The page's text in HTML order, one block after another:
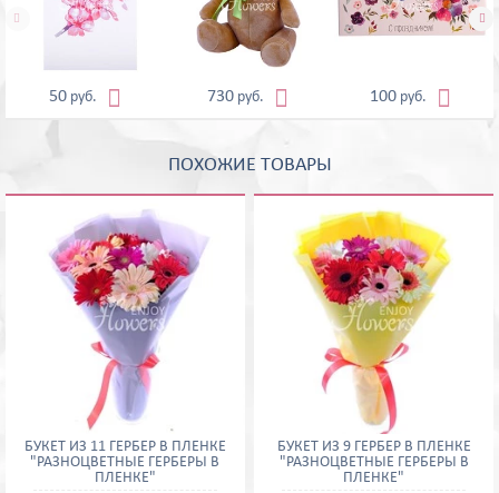
50 руб.  730 руб.  100 руб. 
 
ПОХОЖИЕ ТОВАРЫ
БУКЕТ ИЗ 11 ГЕРБЕР В ПЛЕНКЕ
"РАЗНОЦВЕТНЫЕ ГЕРБЕРЫ В
ПЛЕНКЕ"
БУКЕТ ИЗ 9 ГЕРБЕР В ПЛЕНКЕ
"РАЗНОЦВЕТНЫЕ ГЕРБЕРЫ В
ПЛЕНКЕ"